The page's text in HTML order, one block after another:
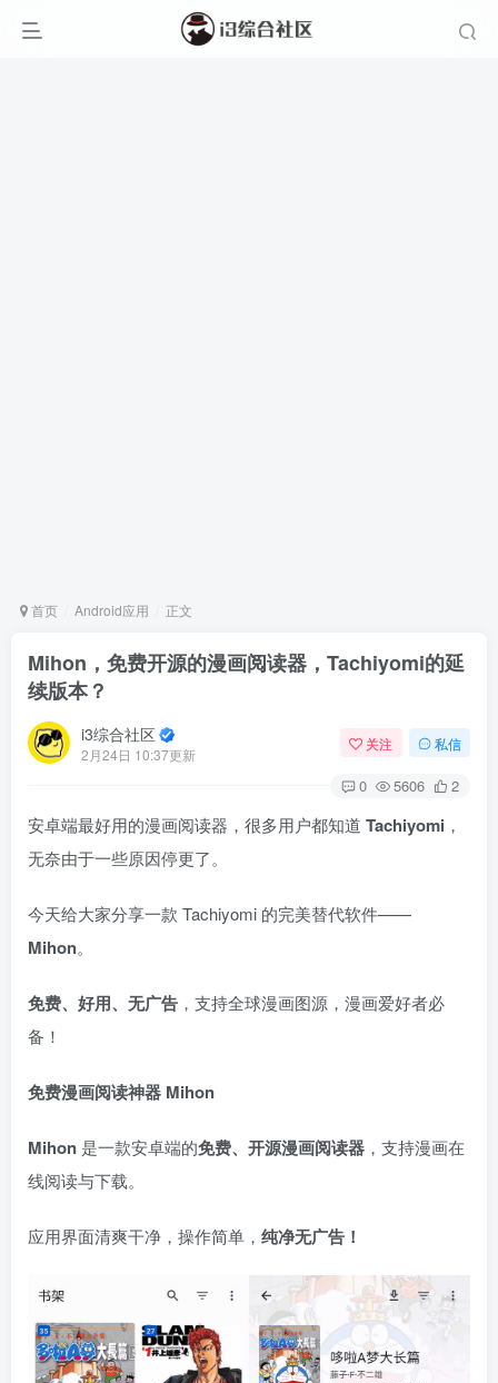
首页 Android应用 正文
Mihon，免费开源的漫画阅读器，Tachiyomi的延
续版本？
i3综合社区
2月24日 10:37更新
关注 私信
0 5606 2
安卓端最好用的漫画阅读器，很多用户都知道 Tachiyomi ，
无奈由于一些原因停更了。
今天给大家分享一款 Tachiyomi 的完美替代软件——
Mihon。
免费、好用、无广告 ，支持全球漫画图源，漫画爱好者必
备！
免费漫画阅读神器 Mihon
Mihon 是一款安卓端的免费、开源漫画阅读器 ，支持漫画在
线阅读与下载。
应用界面清爽干净，操作简单， 纯净无广告！